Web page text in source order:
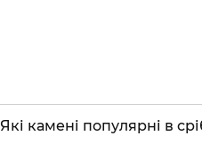
Які камені популярні в